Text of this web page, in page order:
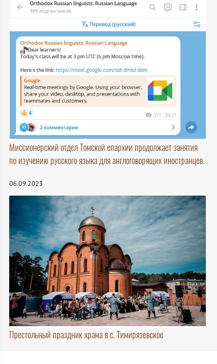
Миссионерский отдел Томской епархии продолжает занятия
по изучению русского языка для англоговорящих иностранцев.
06.09.2023
Престольный праздник храма в с. Тимирязевское